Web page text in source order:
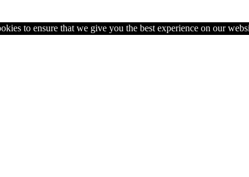
to ensure that we give you the best experience on our